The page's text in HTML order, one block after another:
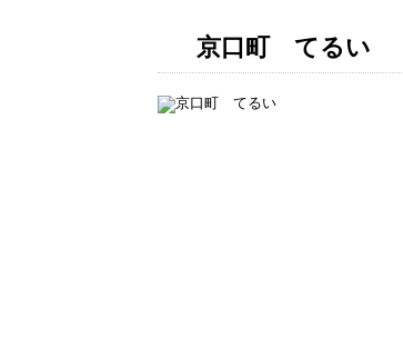
京口町 てるい